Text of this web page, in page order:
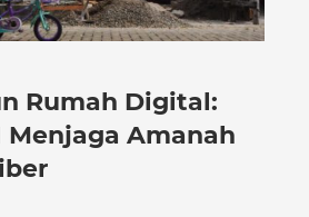
Rumah Digital:
Menjaga Amanah